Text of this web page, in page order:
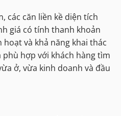
các căn liền kề diện tích
giá có tính thanh khoản
và khả năng khai thác
hợp với khách hàng tìm
ở, vừa kinh doanh và đầu